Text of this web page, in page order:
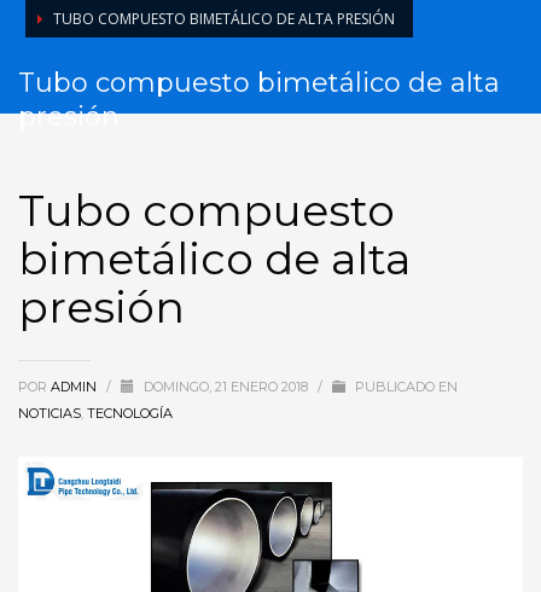
TUBO COMPUESTO BIMETÁLICO DE ALTA PRESIÓN
Tubo compuesto bimetálico de alta
presión
Tubo compuesto
bimetálico de alta
presión
POR ADMIN / DOMINGO, 21 ENERO 2018 /
PUBLICADO EN
NOTICIAS, TECNOLOGÍA